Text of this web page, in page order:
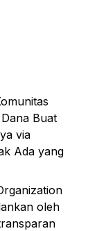
Buat
via
Ada yang
oleh